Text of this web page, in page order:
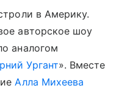
в Америку.
авторское шоу
аналогом
Ургант». Вместе
Алла Михеева